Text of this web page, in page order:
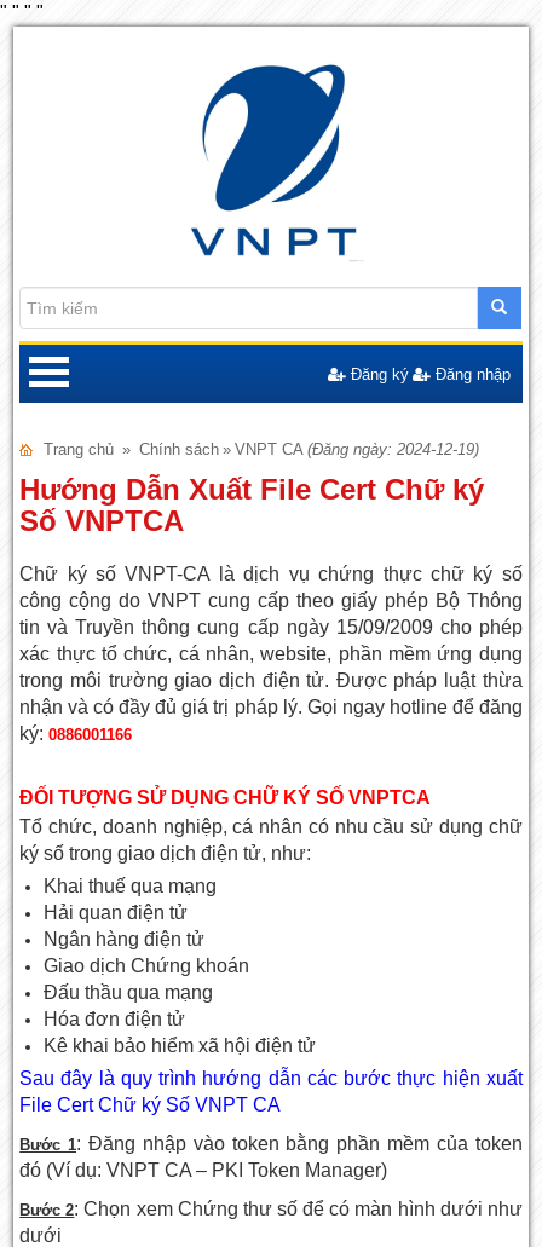
" " " "
Đăng ký Đăng nhập
Trang chủ » Chính sách » VNPT CA (Đăng ngày: 2024-12-19)
Hướng Dẫn Xuất File Cert Chữ ký
Số VNPTCA
Chữ ký số VNPT-CA là dịch vụ chứng thực chữ ký số
công cộng do VNPT cung cấp theo giấy phép Bộ Thông
tin và Truyền thông cung cấp ngày 15/09/2009 cho phép
xác thực tổ chức, cá nhân, website, phần mềm ứng dụng
trong môi trường giao dịch điện tử. Được pháp luật thừa
nhận và có đầy đủ giá trị pháp lý. Gọi ngay hotline để đăng
ký:0886001166
ĐỐI TƯỢNG SỬ DỤNG CHỮ KÝ SỐ VNPTCA
Tổ chức, doanh nghiệp, cá nhân có nhu cầu sử dụng chữ
ký số trong giao dịch điện tử, như:
Khai thuế qua mạng
Hải quan điện tử
Ngân hàng điện tử
Giao dịch Chứng khoán
Đấu thầu qua mạng
Hóa đơn điện tử
Kê khai bảo hiểm xã hội điện tử
Sau đây là quy trình hướng dẫn các bước thực hiện xuất
File Cert Chữ ký Số VNPT CA
Bước 1: Đăng nhập vào token bằng phần mềm của token
đó (Ví dụ: VNPT CA – PKI Token Manager)
Bước 2: Chọn xem Chứng thư số để có màn hình dưới như
dưới